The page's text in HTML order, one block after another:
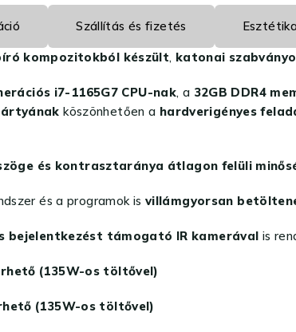
Szállítás és fizetés
kompozitokból készült, katonai
i7-1165G7 CPU-nak, a 32GB DDR4
köszönhetően a hardverigényes
és kontrasztaránya átlagon felüli
és a programok is villámgyorsan
bejelentkezést támogató IR kamerával is
(135W-os töltővel)
(135W-os töltővel)